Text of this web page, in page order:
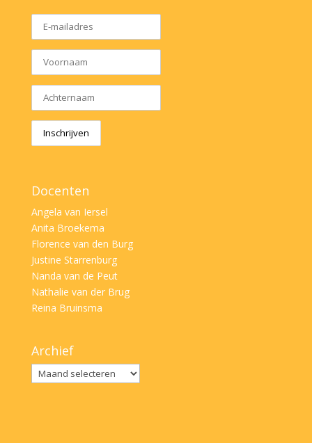
Docenten
Angela van Iersel
Anita Broekema
Florence van den Burg
Justine Starrenburg
Nanda van de Peut
Nathalie van der Brug
Reina Bruinsma
Archief
Archief